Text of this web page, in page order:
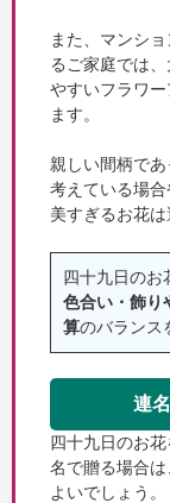
また、マンシ
るご家庭では
やすいフラワ
ます。
親しい間柄で
考えている場
美すぎるお花は
四十九日のお
色合い・飾り
算のバランス
連
四十九日のお
名で贈る場合
よいでしょう。